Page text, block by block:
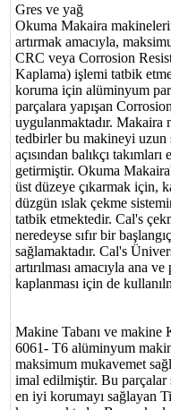
Gres ve yağ
Okuma Makaira
artırmak amacıyla,
CRC veya Corrosion
Kaplama) işlemi tatbik
koruma için alüminyum
parçalara yapışan
uygulanmaktadır. Makaira
tedbirler bu makineyi uzun
açısından balıkçı
getirmiştir. Okuma
üst düzeye çıkarmak için,
düzgün ıslak çekme
tatbik etmektedir. Cal's
neredeyse sıfır bir
sağlamaktadır. Cal's
artırılması amacıyla ana
kaplanması için de
Makine Tabanı ve makine
6061- T6 alüminyum
maksimum mukavemet
imal edilmiştir. Bu
en iyi korumayı sağlayan